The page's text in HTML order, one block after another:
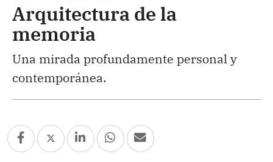
Arquitectura de la
memoria
Una mirada profundamente personal y
contemporánea.